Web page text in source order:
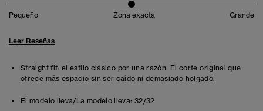
Pequeño Zona exacta Grande
Leer Reseñas
Straight fit: el estilo clásico por una razón. El corte original que
ofrece más espacio sin ser caído ni demasiado holgado.
El modelo lleva/La modelo lleva: 32/32